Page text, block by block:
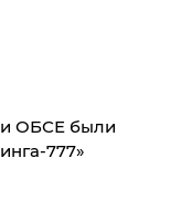
ОБСЕ были
777»